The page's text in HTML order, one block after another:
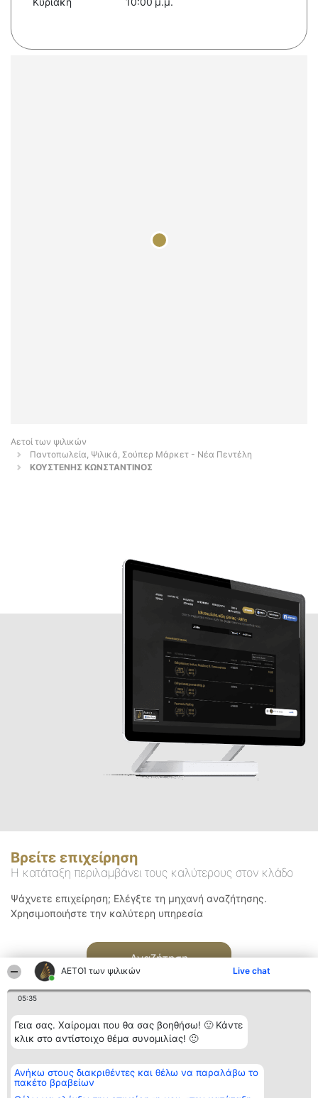
ΑΕΤΟΊ των ψιλικών Live chat
05:35
Γεια σας. Χαίρομαι που θα σας βοηθήσω! 🙂 Κάντε
κλικ στο αντίστοιχο θέμα συνομιλίας! 🙂
Ανήκω στους διακριθέντες και θέλω να παραλάβω το
πακέτο βραβείων
Αετοί των ψιλικών
Παντοπωλεία, Ψιλικά, Σούπερ Μάρκετ - Νέα Πεντέλη
ΚΟΥΣΤΕΝΗΣ ΚΩΝΣΤΑΝΤΙΝΟΣ
Βρείτε επιχείρηση
Η κατάταξη περιλαμβάνει τους καλύτερους στον κλάδο
Ψάχνετε επιχείρηση; Ελέγξτε τη μηχανή αναζήτησης.
Χρησιμοποιήστε την καλύτερη υπηρεσία
Αναζήτηση
Διοργανωτής της
κατάταξης
BEAUTIFUL COMPANY
Κατάταξη
Διακριθέντες
των
Επικοινωνία
Επικοινωνία